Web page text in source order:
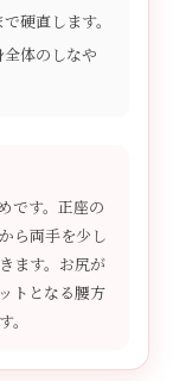
硬直します。
体のしなや
です。正座の
ら両手を少し
ます。お尻が
トとなる腰方